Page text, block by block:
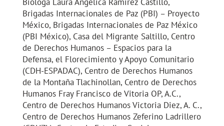
Brigadas Internacionales de Paz (PBI) – Proyecto
México, Brigadas Internacionales de Paz México
(PBI México), Casa del Migrante Saltillo, Centro
de Derechos Humanos – Espacios para la
Defensa, el Florecimiento y Apoyo Comunitario
(CDH-ESPADAC), Centro de Derechos Humanos
de la Montaña Tlachinollan, Centro de Derechos
Humanos Fray Francisco de Vitoria OP, A.C.,
Centro de Derechos Humanos Victoria Diez, A. C.,
Centro de Derechos Humanos Zeferino Ladrillero